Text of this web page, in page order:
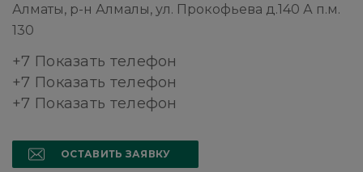
Алматы, р-н Алмалы, ул. Прокофьева д.140 А п.м.
130
+7 Показать телефон
+7 Показать телефон
+7 Показать телефон
ОСТАВИТЬ ЗАЯВКУ